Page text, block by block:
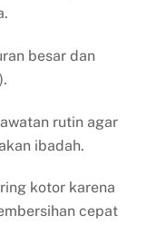
besar dan
rutin agar
ibadah.
kotor karena
cepat